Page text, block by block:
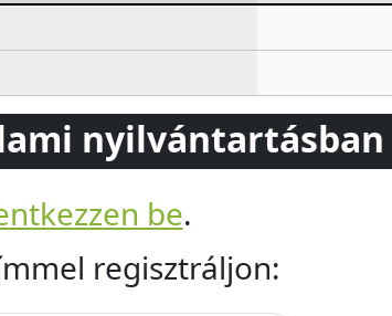
nyilvántartásban
be.
regisztráljon: